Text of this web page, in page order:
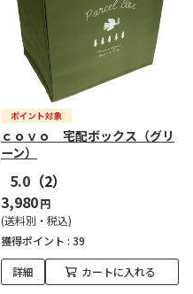
ｃｏｖｏ 宅配ボックス（グリ
ーン）
5.0 （2）
3,980円
(送料別・税込)
獲得ポイント : 39
詳細 カートに入れる